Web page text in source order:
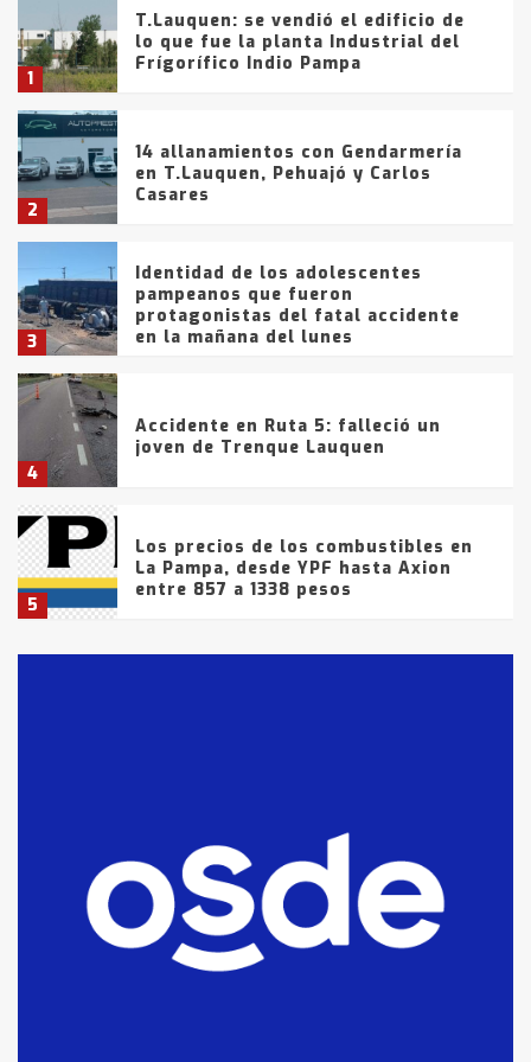
1
T.Lauquen: se vendió el edificio de
lo que fue la planta Industrial del
Frígorífico Indio Pampa
2
14 allanamientos con Gendarmería
en T.Lauquen, Pehuajó y Carlos
Casares
3
Identidad de los adolescentes
pampeanos que fueron
protagonistas del fatal accidente
en la mañana del lunes
4
Accidente en Ruta 5: falleció un
joven de Trenque Lauquen
5
Los precios de los combustibles en
La Pampa, desde YPF hasta Axion
entre 857 a 1338 pesos
fueron detenidos por
comercialización de drogas en la
tarde del sábado
T.Lauquen: se vendió el edificio de
lo que fue la planta Industrial del